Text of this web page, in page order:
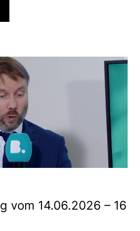
vom 14.06.2026 – 16